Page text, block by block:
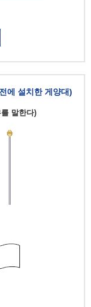
에 설치한 게양대)
말한다)